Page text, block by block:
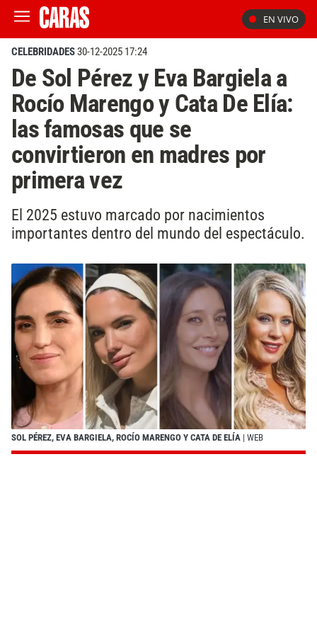
EN VIVO
CELEBRIDADES30-12-2025 17:24
De Sol Pérez y Eva Bargiela a
Rocío Marengo y Cata De Elía:
las famosas que se
convirtieron en madres por
primera vez
El 2025 estuvo marcado por nacimientos
importantes dentro del mundo del espectáculo.
SOL PÉREZ, EVA BARGIELA, ROCÍO MARENGO Y CATA DE ELÍA | WEB